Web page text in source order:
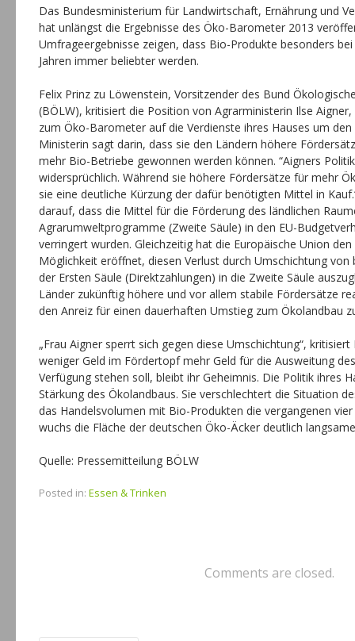
Das Bundesministerium für Landwirtschaft, Ernährung und
hat unlängst die Ergebnisse des Öko-Barometer 2013
Umfrageergebnisse zeigen, dass Bio-Produkte besonders
Jahren immer beliebter werden.
Felix Prinz zu Löwenstein, Vorsitzender des Bund
(BÖLW), kritisiert die Position von Agrarministerin Ilse
zum Öko-Barometer auf die Verdienste ihres Hauses um
Ministerin sagt darin, dass sie den Ländern höhere
mehr Bio-Betriebe gewonnen werden können. “Aigners
widersprüchlich. Während sie höhere Fördersätze für mehr
sie eine deutliche Kürzung der dafür benötigten Mittel in
darauf, dass die Mittel für die Förderung des ländlichen
Agrarumweltprogramme (Zweite Säule) in den EU-
verringert wurden. Gleichzeitig hat die Europäische Union
Möglichkeit eröffnet, diesen Verlust durch Umschichtung von
der Ersten Säule (Direktzahlungen) in die Zweite Säule
Länder zukünftig höhere und vor allem stabile Fördersätze
den Anreiz für einen dauerhaften Umstieg zum Ökolandbau
„Frau Aigner sperrt sich gegen diese Umschichtung“,
weniger Geld im Fördertopf mehr Geld für die Ausweitung
Verfügung stehen soll, bleibt ihr Geheimnis. Die Politik ihres
Stärkung des Ökolandbaus. Sie verschlechtert die Situation
das Handelsvolumen mit Bio-Produkten die vergangenen
wuchs die Fläche der deutschen Öko-Äcker deutlich
Quelle: Pressemitteilung BÖLW
Posted in: Essen & Trinken
Comments are closed.